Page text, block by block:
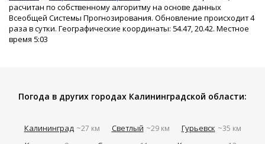
расчитан по собственному алгоритму на основе данных
Всеобщей Системы Прогнозирования. Обновление происходит 4
раза в сутки. Географические координаты: 54.47, 20.42. Местное
время 5:03
Погода в других городах Калининградской области:
Калининград ~27 км Светлый ~29 км Гурьевск ~35 км